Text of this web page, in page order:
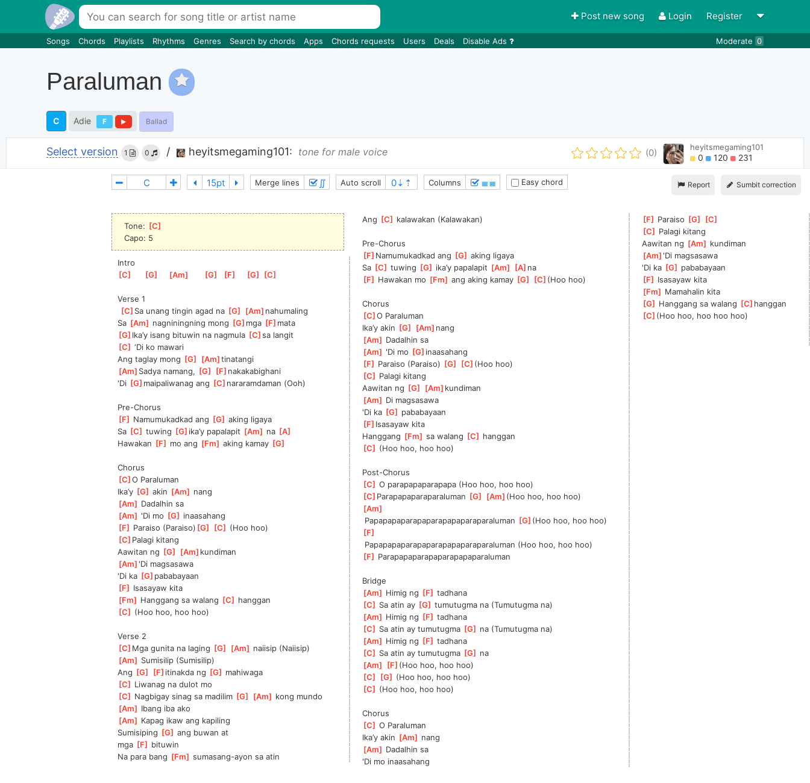
Post new song Login Register
Songs Chords Playlists Rhythms Genres Search by chords Apps Chords requests Users Deals Disable Ads Moderate 0
Paraluman
C Adie F Ballad
Select version 1 0 / heyitsmegaming101: tone for male voice (0)
heyitsmegaming101
0 120 231
Report Sumbit correction
Merge lines ∬ Auto scroll Columns ≣≣ Easy chord
Tone: [C
Capo: 5
Intro
[C [G [Am [G [F [G [C
Verse 1
[C ]Sa unang tingin agad na [G [Am ]nahumaling
Sa [Am nagniningning mong [G ]mga [F ]mata
[G ]Ika’y isang bituwin na nagmula [C ]
sa langit
[C ] ‘Di ko mawari
Ang taglay mong [G [Am ]tinatangi
[Am ]Sadya namang, [G [F ]nakakabighani
'Di [G ]maipaliwanag ang [C ]nararamdaman (Ooh)
Pre-Chorus
[F Namumukadkad ang [G ] aking ligaya
Sa [C ] tuwing [G ]ika’y papalapit [Am na [A
Hawakan [F mo ang [Fm ] aking kamay [G
Chorus
[C ]
O Paraluman
Ika’y [G ] akin [Am
nang
[Am
Dadalhin sa
[Am 'Di mo [G
inaasahang
[F Paraiso (Paraiso) [G [C
(Hoo hoo)
[C ]Palagi kitang
Aawitan ng [G [Am ]kundiman
[Am ]'Di magsasawa
'Di ka [G ]pababayaan
[F
Isasayaw kita
[Fm Hanggang sa walang [C
hanggan
[C (Hoo hoo, hoo hoo)
Verse 2
[C ]Mga gunita na laging [G [Am
naiisip (Naiisip)
[Am
Sumisilip (Sumisilip)
Ang [G [F ]itinakda ng [G
mahiwaga
[C
Liwanag na dulot mo
[C Nagbigay sinag sa madilim [G [Am
kong mundo
[Am
Ibang iba ako
[Am
Kapag ikaw ang kapiling
Sumisiping [G ] ang buwan at
mga [F
bituwin
Na para bang [Fm ] sumasang-ayon sa atin
Ang [C kalawakan (Kalawakan)
Pre-Chorus
[F ]Namumukadkad ang [G ] aking ligaya
Sa [C ] tuwing [G ika’y papalapit [Am [A ]na
[F Hawakan mo [Fm ] ang aking kamay [G [C ](Hoo hoo)
Chorus
[C ]
O Paraluman
Ika’y akin [G [Am ]nang
[Am
Dadalhin sa
[Am 'Di mo [G ]inaasahang
[F Paraiso (Paraiso) [G [C ](Hoo hoo)
[C
Palagi kitang
Aawitan ng [G [Am ]kundiman
[Am
Di magsasawa
'Di ka [G
pababayaan
[F ]Isasayaw kita
Hanggang [Fm ] sa walang [C
hanggan
[C (Hoo hoo, hoo hoo)
Post-Chorus
[C ] O parapapaparapapa (Hoo hoo, hoo hoo)
[C ]Parapapaparaparaluman [G [Am ](Hoo hoo, hoo hoo)
[Am
Papapapaparapaparapapaparaparaluman [G ](Hoo hoo, hoo hoo)
[F
Papapapaparapaparapapaparaparaluman (Hoo hoo, hoo hoo)
[F Parapapaparapaparapapaparaluman
Bridge
[Am Himig ng [F ] tadhana
[C Sa atin ay [G ] tumutugma na (Tumutugma na)
[Am Himig ng [F ] tadhana
[C Sa atin ay tumutugma [G
na (Tumutugma na)
[Am Himig ng [F ] tadhana
[C Sa atin ay tumutugma [G
na
[Am [F ](Hoo hoo, hoo hoo)
[C [G
(Hoo hoo, hoo hoo)
[C (Hoo hoo, hoo hoo)
Chorus
[C ] O Paraluman
Ika’y akin [Am
nang
[Am
Dadalhin sa
'Di mo inaasahang
[F ] Paraiso [G [C
[C ] Palagi kitang
Aawitan ng [Am ] kundiman
[Am ]
'Di magsasawa
'Di ka [G ] pababayaan
[F ] Isasayaw kita
[Fm ] Mamahalin kita
[G ] Hanggang sa walang [C ]
hanggan
[C ](Hoo hoo, hoo hoo hoo)